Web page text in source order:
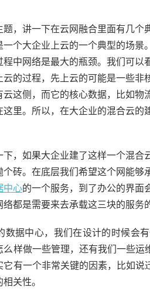
，讲一下在云网融合里面有几
个大企业上云的一个典型的场景
中网络是最大的瓶颈。我们可
的过程，先上云的可能是一些
这侧，而它的核心数据，比如
里。所以，在大企业的混合云
，如果大企业建了这样一个混
砖。在底层我们希望这个网能
中心的一个服务，到了办公的界面
都是需要来去承载这三块的服务的
数据中心，我们在设计的时候会
么样做一些管理，还有我们一些
有一个非常关键的因素，比如
关性。